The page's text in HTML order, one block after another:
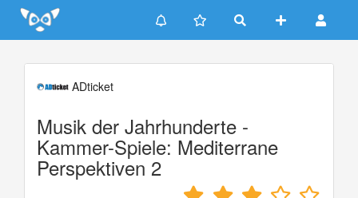
Update cookies preferences
ADticket
Musik der Jahrhunderte -
Kammer-Spiele: Mediterrane
Perspektiven 2